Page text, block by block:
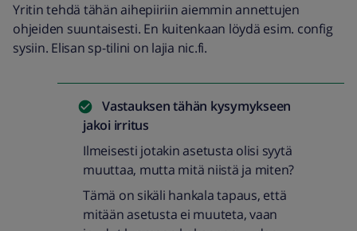
Yritin tehdä tähän aihepiiriin aiemmin annettujen
ohjeiden suuntaisesti. En kuitenkaan löydä esim. config
sysiin. Elisan sp-tilini on lajia nic.fi.
Vastauksen tähän kysymykseen
jakoi irritus
Ilmeisesti jotakin asetusta olisi syytä
muuttaa, mutta mitä niistä ja miten?
Tämä on sikäli hankala tapaus, että
mitään asetusta ei muuteta, vaan